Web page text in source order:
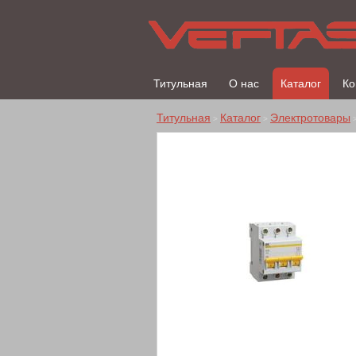
Титульная О нас Каталог
Титульная > Каталог > Электротовары >